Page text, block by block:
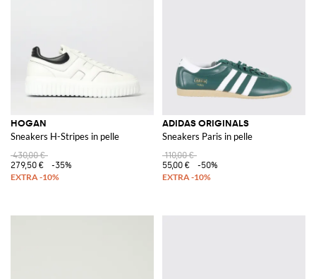
HOGAN
Sneakers H-Stripes in pelle
430,00 €
279,50 €
-35%
ADIDAS ORIGINALS
Sneakers Paris in pelle
110,00 €
55,00 €
-50%